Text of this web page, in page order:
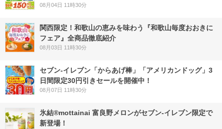
08月04日 11時30分
関西限定！和歌山の恵みを味わう『和歌山毎度おおきに
フェア』全商品徹底紹介
08月03日 11時30分
セブン‐イレブン「からあげ棒」「アメリカンドッグ」3
日間限定30円引きセールを開催中！
08月07日 11時30分
氷結®mottainai 富良野メロンがセブン‐イレブン限定で
新登場！